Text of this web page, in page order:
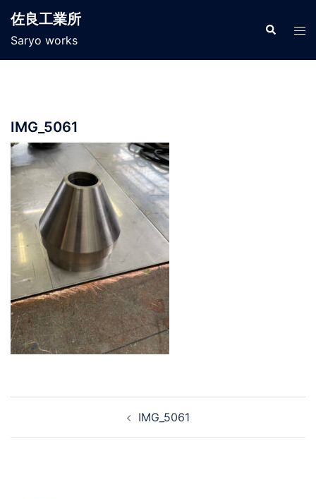
ン
佐良工業所
Saryo works
検
索
ト
IMG_5061
IMG_5061